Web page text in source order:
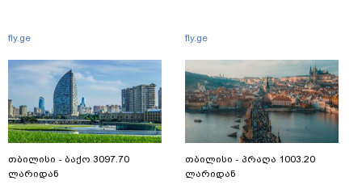
fly.ge
თბილისი - ბაქო 3097.70
ლარიდან
fly.ge
თბილისი - პრაღა 1003.20
ლარიდან